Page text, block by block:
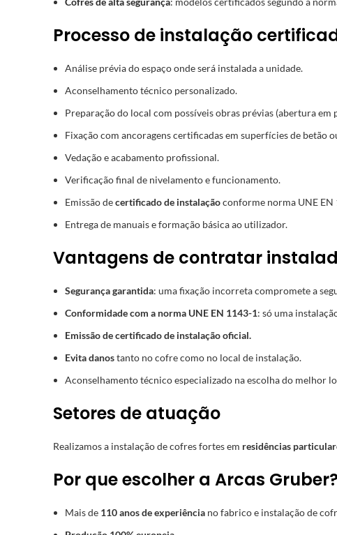
Processo de instalação
Análise prévia do espaço onde será instalada a unidade.
Aconselhamento técnico personalizado.
Preparação do local com possíveis obras prévias (abertura em
Fixação com ancoragens certificadas em superfícies de betão
Vedação e acabamento profissional.
Verificação final de nivelamento e funcionamento.
Emissão decertificado de instalaçãoconforme norma UNE EN
Entrega de manuais e formação básica ao utilizador.
Vantagens de contratar
Segurança garantida: uma fixação incorreta compromete a
Conformidade com a norma UNE EN 1143-1: só uma
Emissão de certificado de instalação oficial.
Evita danostanto no cofre como no local de instalação.
Aconselhamento técnico especializado na escolha do melhor
Setores de atuação
Realizamos a instalação de cofres fortes em residências
Por que escolher a Arcas Gruber?
Mais de 110 anos de experiência no fabrico e instalação de